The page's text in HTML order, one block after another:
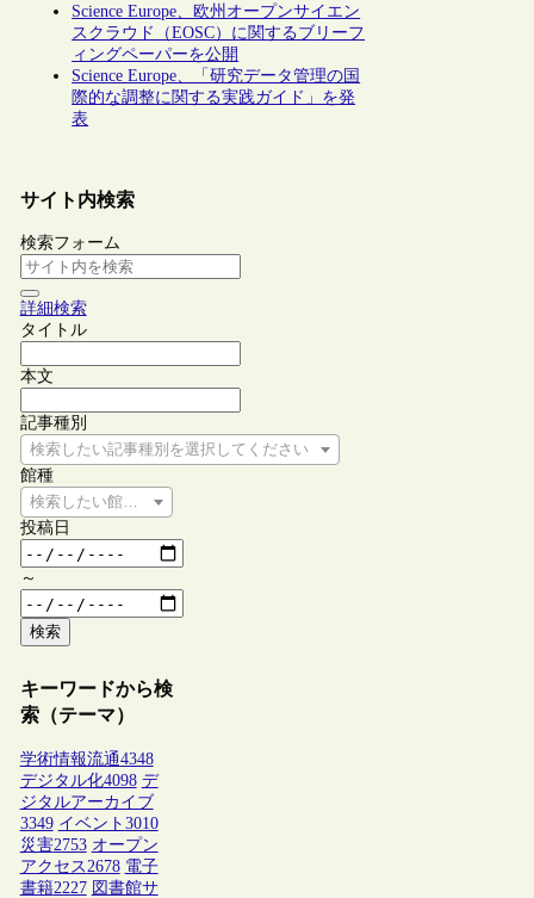
Science Europe、欧州オープンサイエン
スクラウド（EOSC）に関するブリーフ
ィングペーパーを公開
Science Europe、「研究データ管理の国
際的な調整に関する実践ガイド」を発
表
サイト内検索
検索フォーム
詳細検索
タイトル
本文
記事種別
検索したい記事種別を選択してください
館種
検索したい館種を選択してください
投稿日
～
検索
キーワードから検
索（テーマ）
学術情報流通4348
デジタル化4098 デ
ジタルアーカイブ
3349 イベント 3010
災害2753 オープン
アクセス 2678 電子
書籍2227 図書館サ